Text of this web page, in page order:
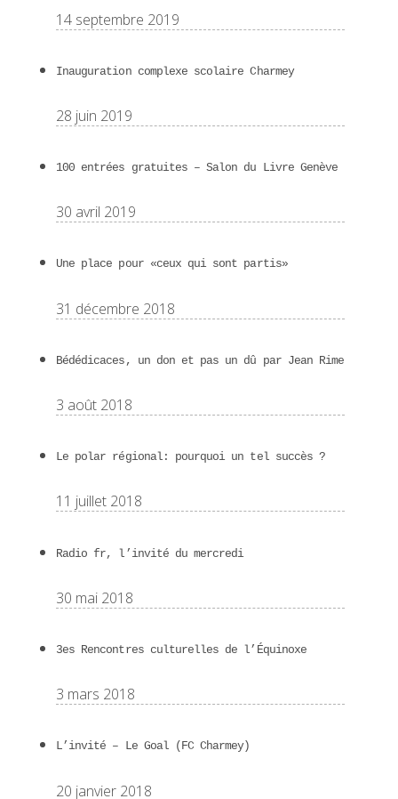
14 septembre 2019
Inauguration complexe scolaire Charmey
28 juin 2019
100 entrées gratuites – Salon du Livre Genève
30 avril 2019
Une place pour «ceux qui sont partis»
31 décembre 2018
Bédédicaces, un don et pas un dû par Jean Rime
3 août 2018
Le polar régional: pourquoi un tel succès ?
11 juillet 2018
Radio fr, l’invité du mercredi
30 mai 2018
3es Rencontres culturelles de l’Équinoxe
3 mars 2018
L’invité – Le Goal (FC Charmey)
20 janvier 2018